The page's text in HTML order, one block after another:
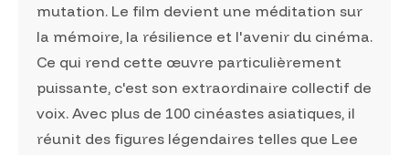
mutation. Le film devient une méditation sur
la mémoire, la résilience et l'avenir du cinéma.
Ce qui rend cette œuvre particulièrement
puissante, c'est son extraordinaire collectif de
voix. Avec plus de 100 cinéastes asiatiques, il
réunit des figures légendaires telles que Lee